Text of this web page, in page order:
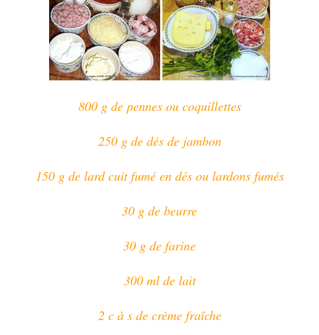
800 g de pennes ou coquillettes
250 g de dés de jambon
150 g de lard cuit fumé en dés ou lardons fumés
30 g de beurre
30 g de farine
300 ml de lait
2 c à s de crème fraîche